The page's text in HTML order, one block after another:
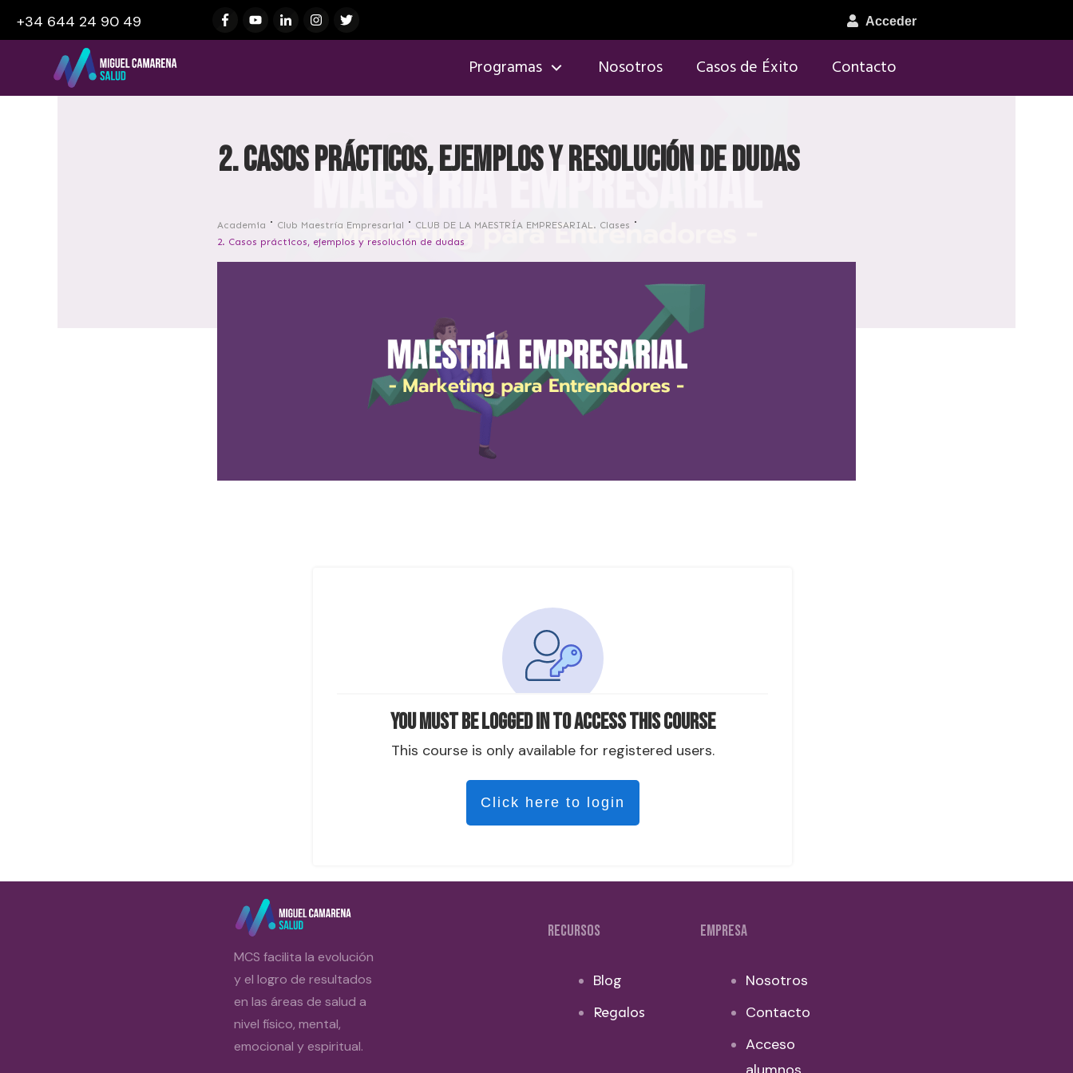
+34 644 24 90 49 Acceder
Programas Nosotros Casos de Éxito Contacto
2. Casos prácticos, ejemplos y resolución de dudas
Academia Club Maestría Empresarial
CLUB DE LA MAESTRÍA EMPRESARIAL. Clases
2. Casos prácticos, ejemplos y resolución de dudas
You must be logged in to access this course
This course is only available for registered users.
Click here to login
MCS facilita la evolución
y el logro de resultados
en las áreas de salud a
nivel físico, mental,
emocional y espiritual.
RECURSOS
Blog
Regalos
EMPRESA
Nosotros
Contacto
Acceso